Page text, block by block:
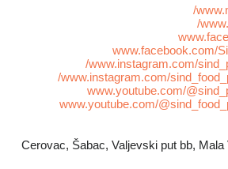
www.facebook.com/
www.instagram.com/
www.instagram.com/
www.youtube.com/
www.youtube.com/